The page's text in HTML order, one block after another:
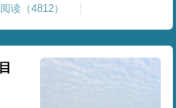
范
阅读（4812）